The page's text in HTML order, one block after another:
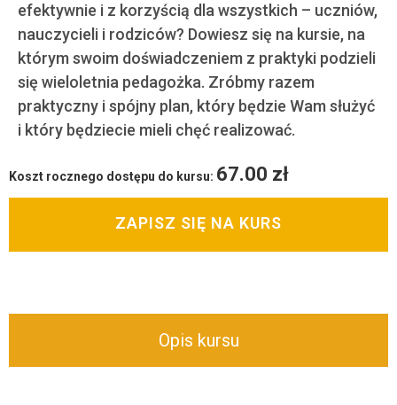
efektywnie i z korzyścią dla wszystkich – uczniów,
nauczycieli i rodziców? Dowiesz się na kursie, na
którym swoim doświadczeniem z praktyki podzieli
się wieloletnia pedagożka. Zróbmy razem
praktyczny i spójny plan, który będzie Wam służyć
i który będziecie mieli chęć realizować.
Koszt rocznego dostępu do kursu: 67.00 zł
ZAPISZ SIĘ NA KURS
Opis kursu